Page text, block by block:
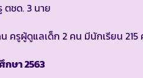
ชด. 3 นาย
ครูผู้ดูแลเด็ก 2 คน มีนักเรียน
กษา2563